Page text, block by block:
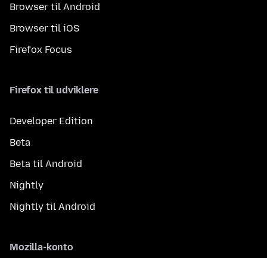
Browser til Android
Browser til iOS
Firefox Focus
Firefox til udviklere
Developer Edition
Beta
Beta til Android
Nightly
Nightly til Android
Mozilla-konto